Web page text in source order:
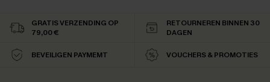
GRATIS VERZENDING OP
79,00 €
RETOURNEREN BINNEN 30
DAGEN
BEVEILIGEN PAYMEMT VOUCHERS & PROMOTIES